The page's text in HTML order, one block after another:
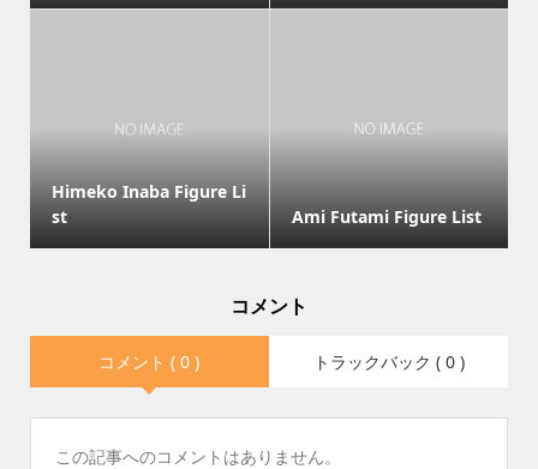
Himeko Inaba Figure Li
st
Ami Futami Figure List
コメント
コメント ( 0 ) トラックバック ( 0 )
この記事へのコメントはありません。